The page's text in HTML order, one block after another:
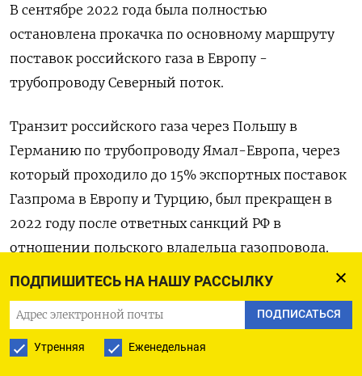
ПОДПИШИТЕСЬ НА НАШУ РАССЫЛКУ
ПОДПИСАТЬСЯ
Утренняя Еженедельная
В сентябре 2022 года была полностью
остановлена прокачка по основному маршруту
поставок российского газа в Европу -
трубопроводу Северный поток.
Транзит российского газа через Польшу в
Германию по трубопроводу Ямал-Европа, через
который проходило до 15% экспортных поставок
Газпрома в Европу и Турцию, был прекращен в
2022 году после ответных санкций РФ в
отношении польского владельца газопровода.
По данным оператора ГТС Украины, в 2023 году
транзит российского газа через Украину
снизился на 28,5% до 14,65 миллиарда